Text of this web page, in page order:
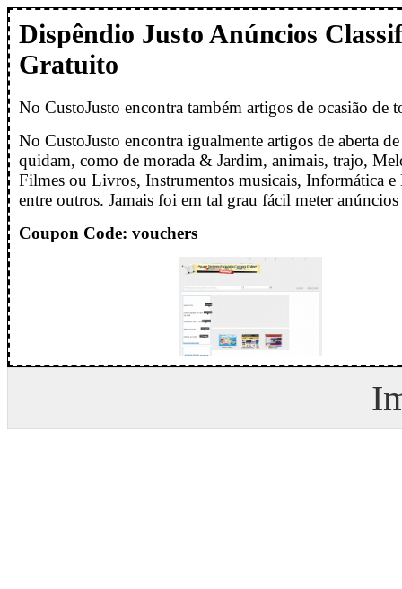
Dispêndio Justo Anúncios
Gratuito
No CustoJusto encontra também artigos de ocasião de
No CustoJusto encontra igualmente artigos de aberta
quidam, como de morada & Jardim, animais, trajo,
Filmes ou Livros, Instrumentos musicais, Informática e
entre outros. Jamais foi em tal grau fácil meter
Coupon Code: vouchers